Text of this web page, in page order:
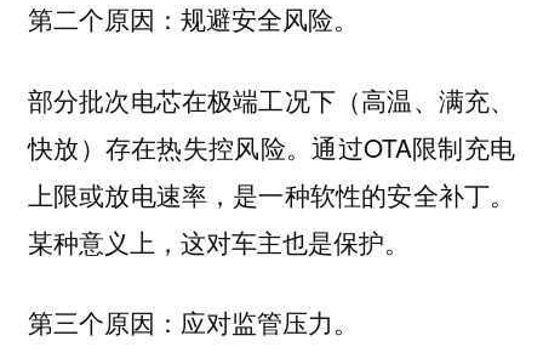
第二个原因：规避安全风险。
部分批次电芯在极端工况下（高温、满充、
快放）存在热失控风险。通过OTA限制充电
上限或放电速率，是一种软性的安全补丁。
某种意义上，这对车主也是保护。
第三个原因：应对监管压力。